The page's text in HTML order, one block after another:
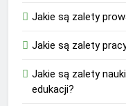
Jakie są zalety
Jakie są zalety
Jakie są zalety
edukacji?